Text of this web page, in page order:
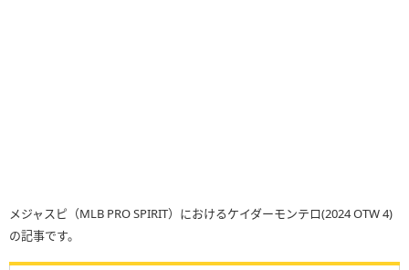
メジャスピ（MLB PRO SPIRIT）におけるケイダーモンテロ(2024 OTW 4)
の記事です。